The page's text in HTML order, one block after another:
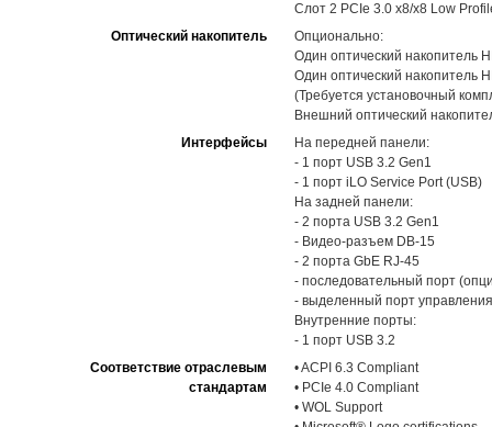
Слот 2 PCIe 3.0 x8/x8 Low
Оптический накопитель
Опционально:
Один оптический накопитель
Один оптический накопитель
(Требуется установочный
Внешний оптический
Интерфейсы
На передней панели:
- 1 порт USB 3.2 Gen1
- 1 порт iLO Service Port (USB)
На задней панели:
- 2 порта USB 3.2 Gen1
- Видео-разъем DB-15
- 2 порта GbE RJ-45
- последовательный порт
- выделенный порт
Внутренние порты:
- 1 порт USB 3.2
Соответствие отраслевым
стандартам
• ACPI 6.3 Compliant
• PCIe 4.0 Compliant
• WOL Support